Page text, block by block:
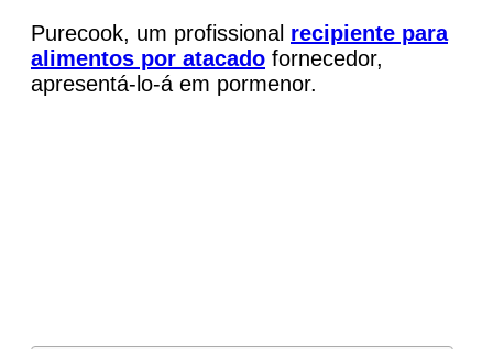
Purecook, um profissional recipiente para
alimentos por atacado fornecedor,
apresentá-lo-á em pormenor.